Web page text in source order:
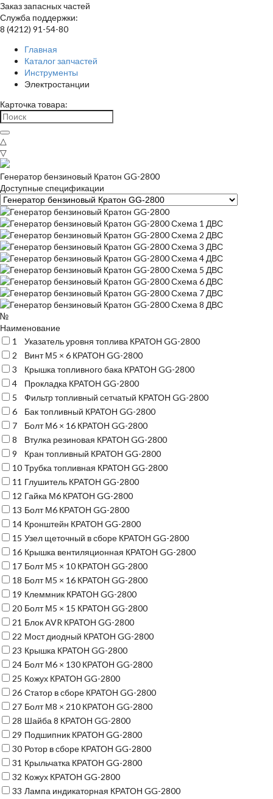
Заказ запасных частей
Служба поддержки:
8 (4212) 91-54-80
Главная
Каталог запчастей
Инструменты
Электростанции
Карточка товара:
△
▽
Генератор бензиновый Кратон GG-2800
Доступные спецификации
№
Наименование
1
Указатель уровня топлива КРАТОН GG-2800
2
Винт М5 × 6 КРАТОН GG-2800
3
Крышка топливного бака КРАТОН GG-2800
4
Прокладка КРАТОН GG-2800
5
Фильтр топливный сетчатый КРАТОН GG-2800
6
Бак топливный КРАТОН GG-2800
7
Болт М6 × 16 КРАТОН GG-2800
8
Втулка резиновая КРАТОН GG-2800
9
Кран топливный КРАТОН GG-2800
10 Трубка топливная КРАТОН GG-2800
11 Глушитель КРАТОН GG-2800
12 Гайка М6 КРАТОН GG-2800
13 Болт М6 КРАТОН GG-2800
14 Кронштейн КРАТОН GG-2800
15 Узел щеточный в сборе КРАТОН GG-2800
16 Крышка вентиляционная КРАТОН GG-2800
17 Болт М5 × 10 КРАТОН GG-2800
18 Болт М5 × 16 КРАТОН GG-2800
19 Клеммник КРАТОН GG-2800
20 Болт М5 × 15 КРАТОН GG-2800
21 Блок AVR КРАТОН GG-2800
22 Мост диодный КРАТОН GG-2800
23 Крышка КРАТОН GG-2800
24 Болт М6 × 130 КРАТОН GG-2800
25 Кожух КРАТОН GG-2800
26 Статор в сборе КРАТОН GG-2800
27 Болт М8 × 210 КРАТОН GG-2800
28 Шайба 8 КРАТОН GG-2800
29 Подшипник КРАТОН GG-2800
30 Ротор в сборе КРАТОН GG-2800
31 Крыльчатка КРАТОН GG-2800
32 Кожух КРАТОН GG-2800
33 Лампа индикаторная КРАТОН GG-2800